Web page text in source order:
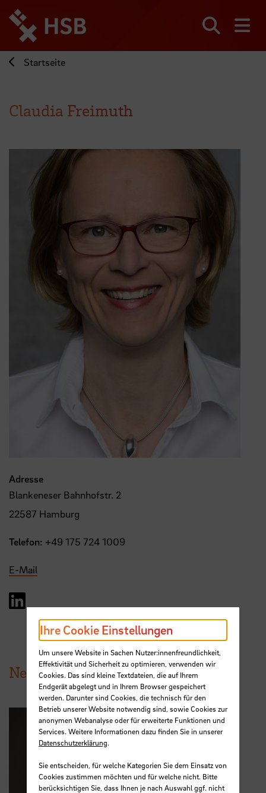
zum
Seiteninhalt
springen
Startseite
Claudia Freimuth
Adresse
Blankeneser Bahnhofstr. 2
22587 Hamburg
Telefon: +49 175 724 1009
E-Mail
LinkedIn Logo
News aus der HSB
Ihre Cookie Einstellungen
Um unsere Website in Sachen Nutzer:innenfreundlichkeit,
Effektivität und Sicherheit zu optimieren, verwenden wir
Cookies. Das sind kleine Textdateien, die auf Ihrem
Endgerät abgelegt und in Ihrem Browser gespeichert
werden. Darunter sind Cookies, die technisch für den
Betrieb unserer Website notwendig sind, sowie Cookies zur
anonymen Webanalyse oder für erweiterte Funktionen und
Services. Weitere Informationen dazu finden Sie in unserer
Datenschutzerklärung.
Sie entscheiden, für welche Kategorien Sie dem Einsatz von
Cookies zustimmen möchten und für welche nicht. Bitte
berücksichtigen Sie, dass Ihnen je nach Auswahl ggf. nicht